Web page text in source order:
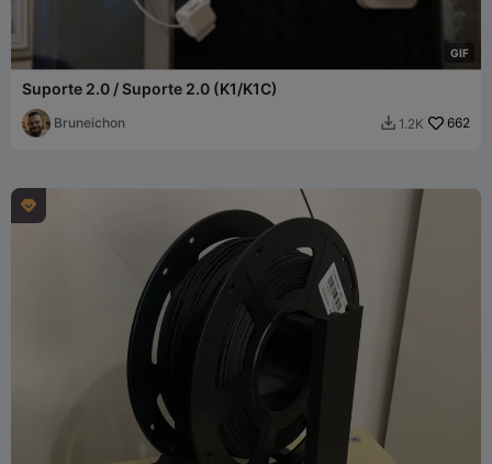
GIF
Suporte 2.0 / Suporte 2.0 (K1/K1C)
Bruneichon  1.2K 662
